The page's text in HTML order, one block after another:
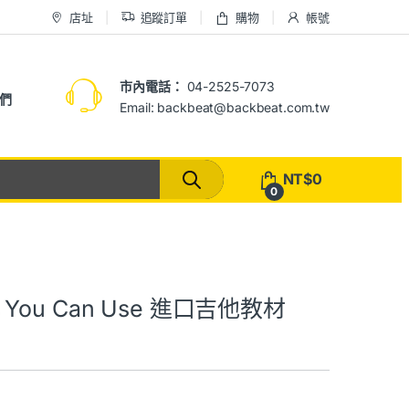
店址 追蹤訂單 購物 帳號
市內電話： 04-2525-7073
Email: backbeat@backbeat.com.tw
0
NT$0
Can Use 進口吉他教材